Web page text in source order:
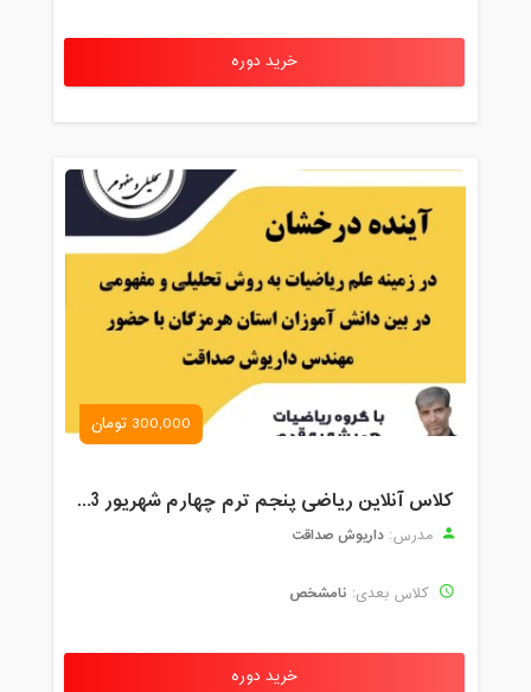
خرید دوره
300,000 تومان
کلاس آنلاین ریاضی پنجم ترم چهارم شهریور 1403
مدرس: داریوش صداقت
کلاس بعدی: نامشخص
خرید دوره